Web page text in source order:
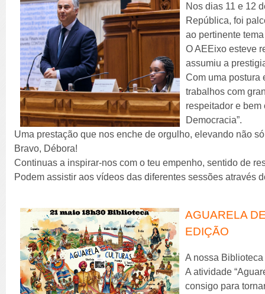
Nos dias 11 e 12
República, foi
ao pertinente
O AEEixo esteve
assumiu a
Com uma postura
trabalhos com
respeitador e
Democracia”.
Uma prestação que nos enche de orgulho, elevando não
Bravo, Débora!
Continuas a inspirar-nos com o teu empenho, sentido de
Podem assistir aos vídeos das diferentes sessões através
AGUARELA
EDIÇÃO
A nossa
A atividade
consigo para